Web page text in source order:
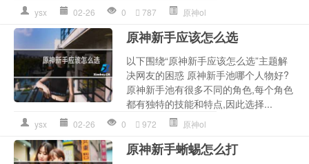
ysx 02-26 0 787 原神ol
原神新手应该怎么选
以下围绕“原神新手应该怎么选”主题解
决网友的困惑 原神新手池哪个人物好?
原神新手池有很多不同的角色,每个角色
都有独特的技能和特点,因此选择...
ysx 02-26 0 972 原神ol
原神新手蜥蜴怎么打